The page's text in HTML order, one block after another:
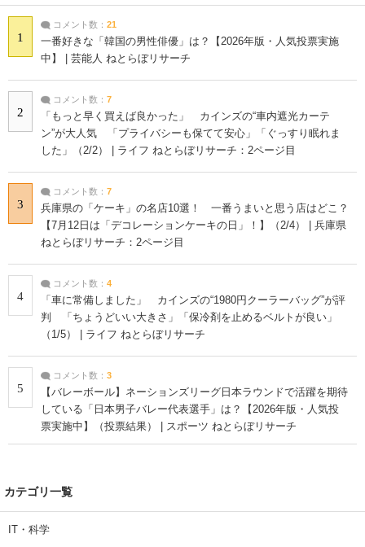
1
コメント数： 21
一番好きな「韓国の男性俳優」は？【2026年版・人気投票実施
中】 | 芸能人 ねとらぼリサーチ
2
コメント数： 7
「もっと早く買えば良かった」 カインズの“車内遮光カーテ
ン”が大人気 「プライバシーも保てて安心」「ぐっすり眠れま
した」（2/2） | ライフ ねとらぼリサーチ：2ページ目
3
コメント数： 7
兵庫県の「ケーキ」の名店10選！ 一番うまいと思う店はどこ？
【7月12日は「デコレーションケーキの日」！】（2/4） | 兵庫県
ねとらぼリサーチ：2ページ目
4
コメント数： 4
「車に常備しました」 カインズの“1980円クーラーバッグ”が評
判 「ちょうどいい大きさ」「保冷剤を止めるベルトが良い」
（1/5） | ライフ ねとらぼリサーチ
5
コメント数： 3
【バレーボール】ネーションズリーグ日本ラウンドで活躍を期待
している「日本男子バレー代表選手」は？【2026年版・人気投
票実施中】（投票結果） | スポーツ ねとらぼリサーチ
カテゴリ一覧
IT・科学